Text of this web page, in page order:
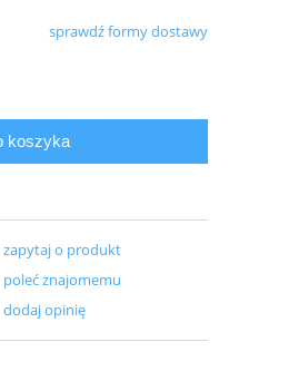
sprawdź formy dostawy
koszyka
zapytaj o produkt
poleć znajomemu
dodaj opinię